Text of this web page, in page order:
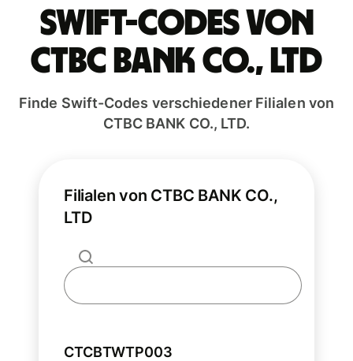
Swift-Codes von
CTBC BANK CO., LTD
Finde Swift-Codes verschiedener Filialen von
CTBC BANK CO., LTD.
Filialen von CTBC BANK CO.,
LTD
CTCBTWTP003